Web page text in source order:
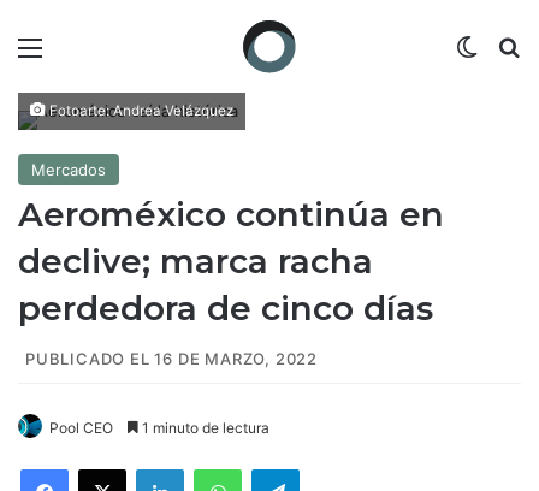
Fotoarte: Andrea Velázquez
Mercados
Aeroméxico continúa en
declive; marca racha
perdedora de cinco días
PUBLICADO EL 16 DE MARZO, 2022
Pool CEO 1 minuto de lectura